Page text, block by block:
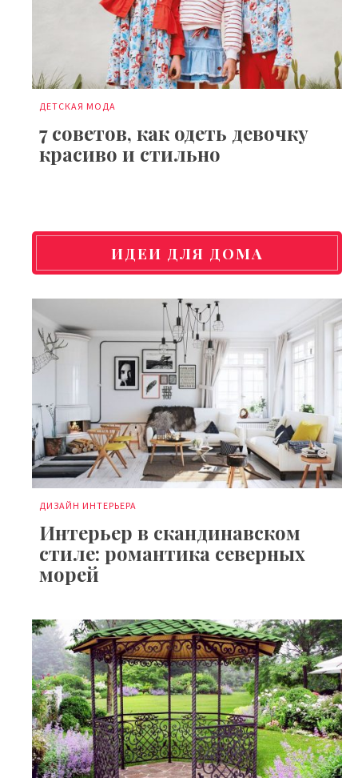
ДЕТСКАЯ МОДА
7 советов, как одеть девочку
красиво и стильно
ИДЕИ ДЛЯ ДОМА
ДИЗАЙН ИНТЕРЬЕРА
Интерьер в скандинавском
стиле: романтика северных
морей